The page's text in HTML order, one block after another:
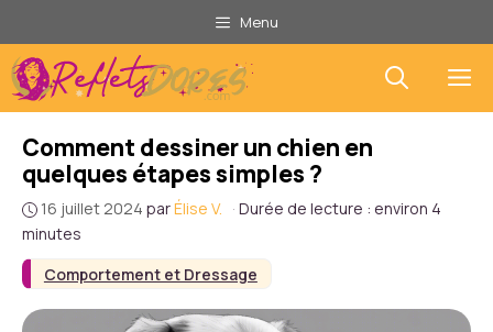
au
contenu
Menu
Comportement et Dressage
Comment dessiner un chien en
quelques étapes simples ?
16 juillet 2024 parÉlise V. · Durée de lecture : environ 4
minutes